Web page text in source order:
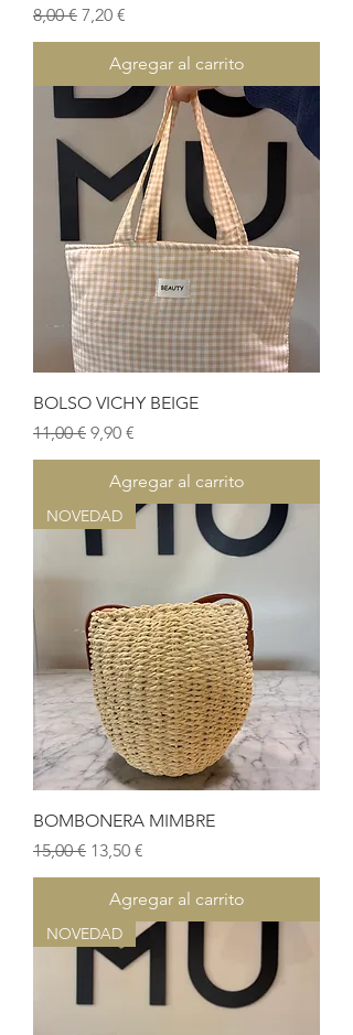
Precio
8,00 € Precio de oferta
7,20 €
Agregar al carrito
BOLSO VICHY BEIGE
Precio
11,00 € Precio de oferta
9,90 €
Agregar al carrito
NOVEDAD
BOMBONERA MIMBRE
Precio
15,00 € Precio de oferta
13,50 €
Agregar al carrito
NOVEDAD